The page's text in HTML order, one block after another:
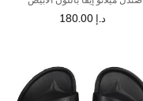
د.إ 180.00